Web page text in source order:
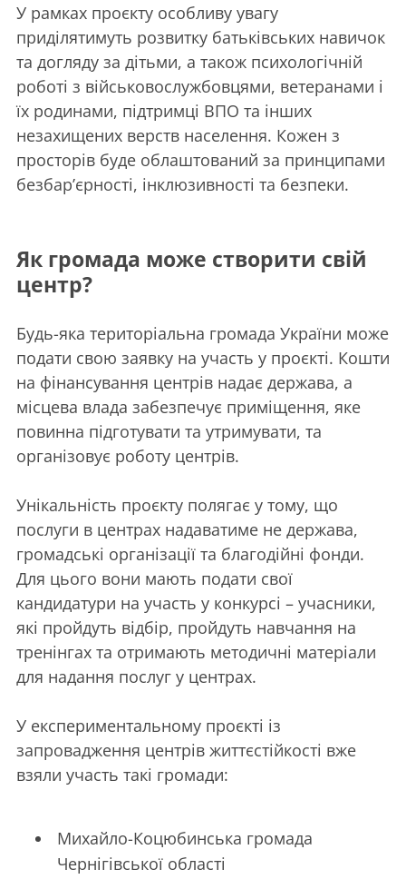
У рамках проєкту особливу увагу
приділятимуть розвитку батьківських навичок
та догляду за дітьми, а також психологічній
роботі з військовослужбовцями, ветеранами і
їх родинами, підтримці ВПО та інших
незахищених верств населення. Кожен з
просторів буде облаштований за принципами
безбар’єрності, інклюзивності та безпеки.
Як громада може створити свій
центр?
Будь-яка територіальна громада України може
подати свою заявку на участь у проєкті. Кошти
на фінансування центрів надає держава, а
місцева влада забезпечує приміщення, яке
повинна підготувати та утримувати, та
організовує роботу центрів.
Унікальність проєкту полягає у тому, що
послуги в центрах надаватиме не держава,
громадські організації та благодійні фонди.
Для цього вони мають подати свої
кандидатури на участь у конкурсі – учасники,
які пройдуть відбір, пройдуть навчання на
тренінгах та отримають методичні матеріали
для надання послуг у центрах.
У експериментальному проєкті із
запровадження центрів життєстійкості вже
взяли участь такі громади:
Михайло-Коцюбинська громада
Чернігівської області